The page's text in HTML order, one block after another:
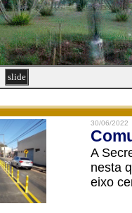
slide
30/06/2022
A
nesta
eixo